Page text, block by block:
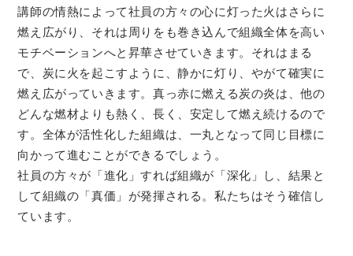
講師の情熱によって社員の方々の心に灯った火はさらに
燃え広がり、それは周りをも巻き込んで組織全体を高い
モチベーションへと昇華させていきます。それはまる
で、炭に火を起こすように、静かに灯り、やがて確実に
燃え広がっていきます。真っ赤に燃える炭の炎は、他の
どんな燃材よりも熱く、長く、安定して燃え続けるので
す。全体が活性化した組織は、一丸となって同じ目標に
向かって進むことができるでしょう。
社員の方々が「進化」すれば組織が「深化」し、結果と
して組織の「真価」が発揮される。私たちはそう確信し
ています。